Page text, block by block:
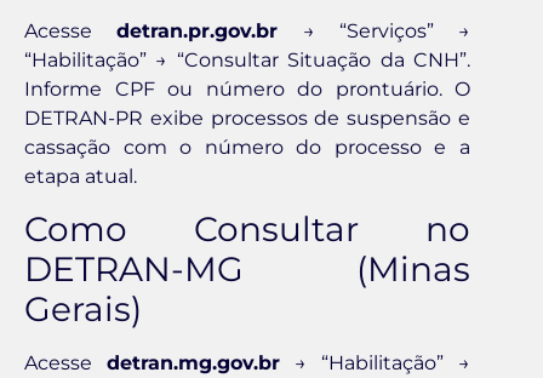
Acessedetran.pr.gov.br → “Serviços” →
“Habilitação” → “Consultar Situação da CNH”.
Informe CPF ou número do prontuário. O
DETRAN-PR exibe processos de suspensão e
cassação com o número do processo e a
etapa atual.
Como Consultar no
DETRAN-MG (Minas
Gerais)
Acesse detran.mg.gov.br → “Habilitação” →